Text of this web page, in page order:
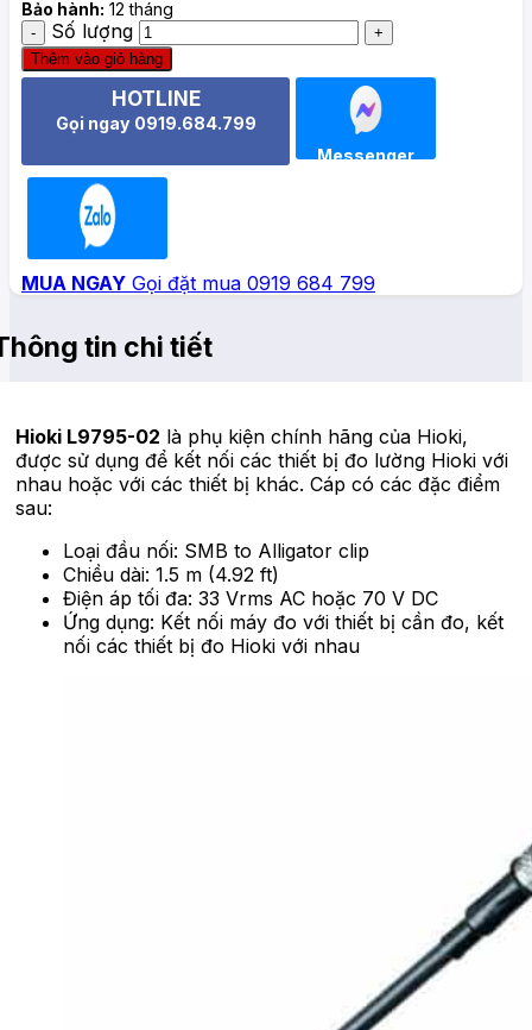
Bảo hành: 12 tháng
Số lượng
Thêm vào giỏ hàng
HOTLINE
Gọi ngay 0919.684.799
Messenger
MUA NGAY Gọi đặt mua 0919 684 799
tin chi tiết
Hioki L9795-02 là phụ kiện chính hãng của Hioki,
được sử dụng để kết nối các thiết bị đo lường Hioki với
nhau hoặc với các thiết bị khác. Cáp có các đặc điểm
sau:
Loại đầu nối: SMB to Alligator clip
Chiều dài: 1.5 m (4.92 ft)
Điện áp tối đa: 33 Vrms AC hoặc 70 V DC
Ứng dụng: Kết nối máy đo với thiết bị cần đo, kết
nối các thiết bị đo Hioki với nhau